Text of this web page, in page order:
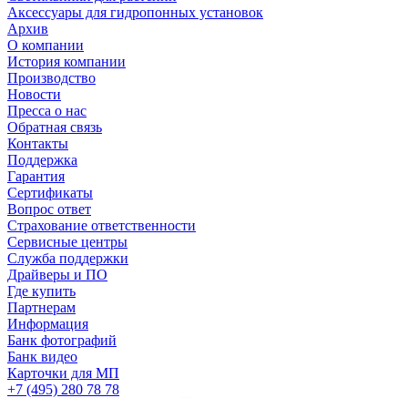
Аксессуары для гидропонных установок
Архив
О компании
История компании
Производство
Новости
Пресса о нас
Обратная связь
Контакты
Поддержка
Гарантия
Сертификаты
Вопрос ответ
Страхование ответственности
Сервисные центры
Служба поддержки
Драйверы и ПО
Где купить
Партнерам
Информация
Банк фотографий
Банк видео
Карточки для МП
+7 (495) 280 78 78